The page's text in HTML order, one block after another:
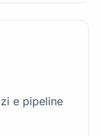
e pipeline